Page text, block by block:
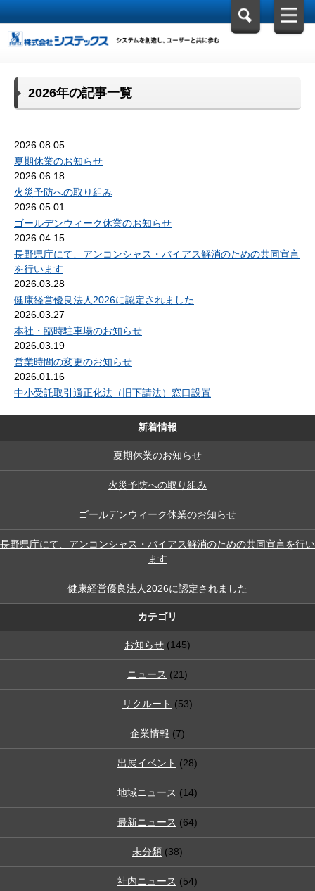
2026年の記事一覧
2026.08.05
夏期休業のお知らせ
2026.06.18
火災予防への取り組み
2026.05.01
ゴールデンウィーク休業のお知らせ
2026.04.15
長野県庁にて、アンコンシャス・バイアス解消のための共同宣言
を行います
2026.03.28
健康経営優良法人2026に認定されました
2026.03.27
本社・臨時駐車場のお知らせ
2026.03.19
営業時間の変更のお知らせ
2026.01.16
中小受託取引適正化法（旧下請法）窓口設置
新着情報
夏期休業のお知らせ
火災予防への取り組み
ゴールデンウィーク休業のお知らせ
長野県庁にて、アンコンシャス・バイアス解消のための共同宣言を行い
ます
健康経営優良法人2026に認定されました
カテゴリ
お知らせ (145)
ニュース (21)
リクルート (53)
企業情報 (7)
出展イベント (28)
地域ニュース (14)
最新ニュース (64)
未分類 (38)
社内ニュース (54)